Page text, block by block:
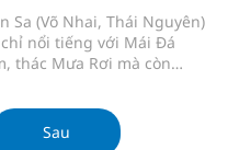
Sa (Võ Nhai, Thái Nguyên)
nổi tiếng với Mái Đá
thác Mưa Rơi mà còn
làm say đắm lòng người.
Sau